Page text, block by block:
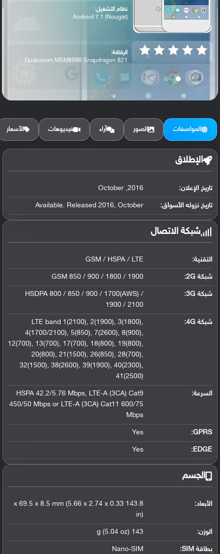
‹
›
نظام التشغيل:
Android 7.1 (Nougat)
الرقاقة:
Qualcomm MSM8996 Snapdragon 821
الرام / التخزين:
المواصفات الصور آراء فيديوهات الأسعار
الإطلاق
تاريخ الإعلان: 2016, October
تاريخ نزوله الأسواق: Available. Released 2016, October
شبكة الاتصال
التقنية: GSM / HSPA / LTE
شبكة 2G: GSM 850 / 900 / 1800 / 1900
شبكة 3G :
HSDPA 800 / 850 / 900 / 1700(AWS) /
1900 / 2100
شبكة 4G :
LTE band 1(2100), 2(1900), 3(1800),
4(1700/2100), 5(850), 7(2600), 8(900),
12(700), 13(700), 17(700), 18(800), 19(800),
20(800), 21(1500), 26(850), 28(700),
32(1500), 38(2600), 39(1900), 40(2300),
41(2500)
السرعة:
HSPA 42.2/5.76 Mbps, LTE-A (3CA) Cat9
450/50 Mbps or LTE-A (3CA) Cat11 600/75
Mbps
GPRS:
Yes
EDGE:
Yes
الجسم
الأبعاد:
143.8 x 69.5 x 8.5 mm (5.66 x 2.74 x 0.33
in)
الوزن: 143 g (5.04 oz)
بطاقة SIM: Nano-SIM